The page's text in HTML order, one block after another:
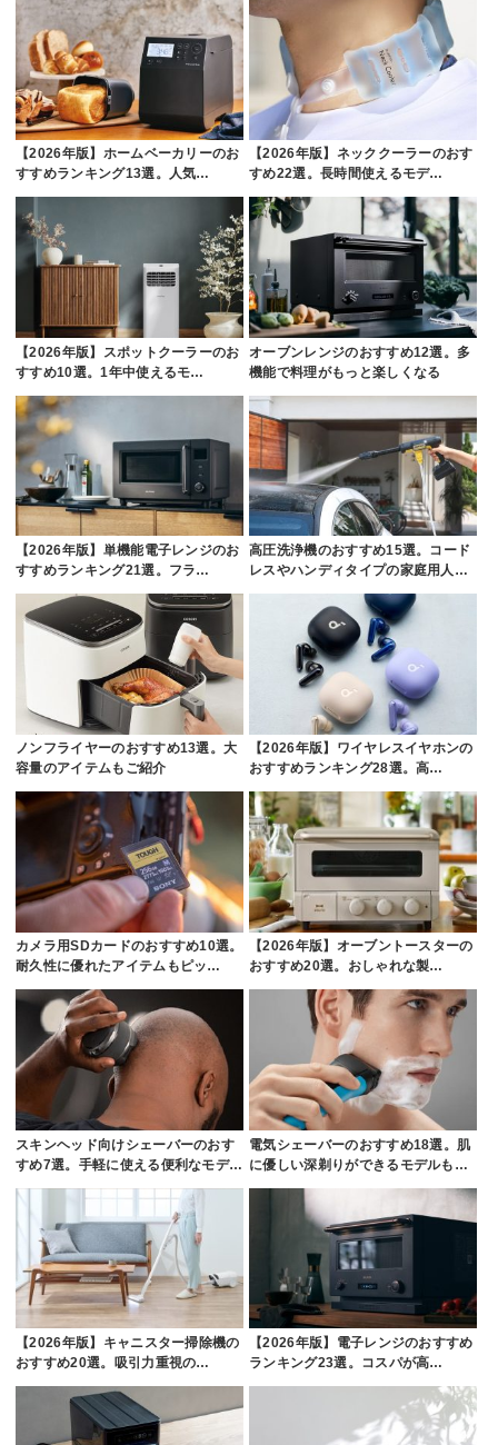
【2026年版】ホームベーカリーのお
すすめランキング13選。人気…
【2026年版】ネッククーラーのおす
すめ22選。長時間使えるモデ…
【2026年版】スポットクーラーのお
すすめ10選。1年中使えるモ…
オーブンレンジのおすすめ12選。多
機能で料理がもっと楽しくなる
【2026年版】単機能電子レンジのお
すすめランキング21選。フラ…
高圧洗浄機のおすすめ15選。コード
レスやハンディタイプの家庭用人…
ノンフライヤーのおすすめ13選。大
容量のアイテムもご紹介
【2026年版】ワイヤレスイヤホンの
おすすめランキング28選。高…
カメラ用SDカードのおすすめ10選。
耐久性に優れたアイテムもピッ…
【2026年版】オーブントースターの
おすすめ20選。おしゃれな製…
スキンヘッド向けシェーバーのおす
すめ7選。手軽に使える便利なモデ…
電気シェーバーのおすすめ18選。肌
に優しい深剃りができるモデルも…
【2026年版】キャニスター掃除機の
おすすめ20選。吸引力重視の…
【2026年版】電子レンジのおすすめ
ランキング23選。コスパが高…